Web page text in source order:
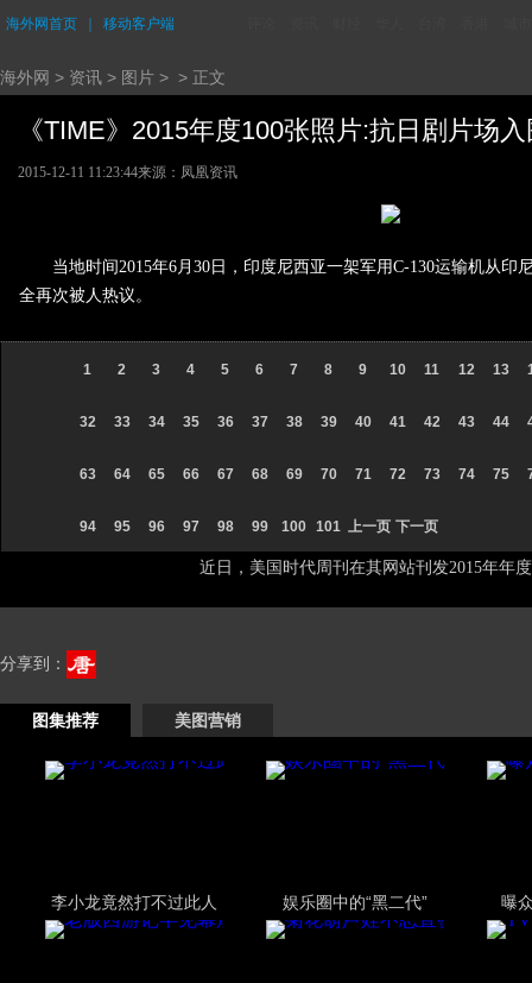
海外网首页 移动客户端
海外网 > 资讯 > 图片 > > 正文
《TIME》2015年度100张照片:抗日剧片场
2015-12-11 11:23:44来源：凤凰资讯
当地时间2015年6月30日，印度尼西亚一架军用C-130运输机从
全再次被人热议。
1 2 3 4 5 6 7 8 9 10 11 12 13
32 33 34 35 36 37 38 39 40 41 42 43 44
63 64 65 66 67 68 69 70 71 72 73 74 75
94 95 96 97 98 99 100 101 上一页 下一页
近日，美国时代周刊在其网站刊发2015年年度
分享到：
图集推荐 美图营销
李小龙竟然打不过此人 娱乐圈中的“黑二代” 曝